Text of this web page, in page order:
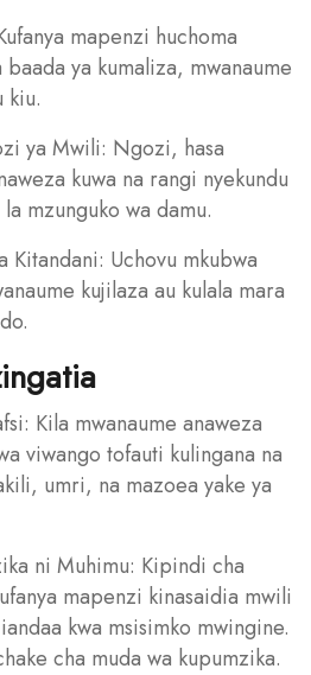
mapenzi huchoma
ya kumaliza, mwanaume
kiu.
ya Mwili: Ngozi, hasa
kuwa na rangi nyekundu
mzunguko wa damu.
Kitandani: Uchovu mkubwa
kujilaza au kulala mara
Kila mwanaume anaweza
viwango tofauti kulingana na
umri, na mazoea yake ya
ni Muhimu: Kipindi cha
mapenzi kinasaidia mwili
kwa msisimko mwingine.
cha muda wa kupumzika.